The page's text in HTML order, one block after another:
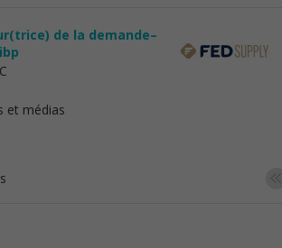
de la demande–
et médias